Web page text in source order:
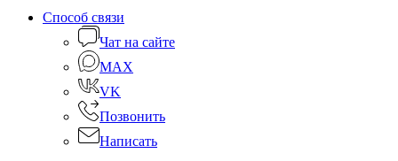
Способ связи
Чат на сайте
MAX
VK
Позвонить
Написать